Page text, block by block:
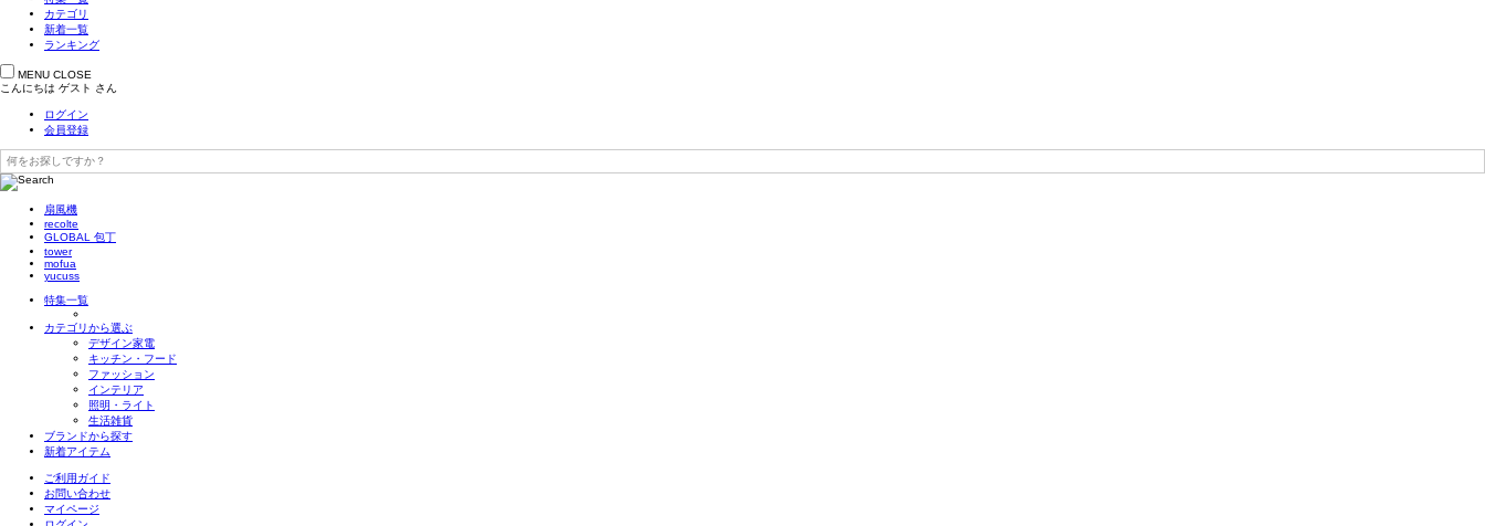
カテゴリ
新着一覧
ランキング
MENU CLOSE
こんにちは ゲスト さん
ログイン
会員登録
扇風機
recolte
GLOBAL 包丁
tower
mofua
yucuss
特集一覧
カテゴリから選ぶ
デザイン家電
キッチン・フード
ファッション
インテリア
照明・ライト
生活雑貨
ブランドから探す
新着アイテム
ご利用ガイド
お問い合わせ
マイページ